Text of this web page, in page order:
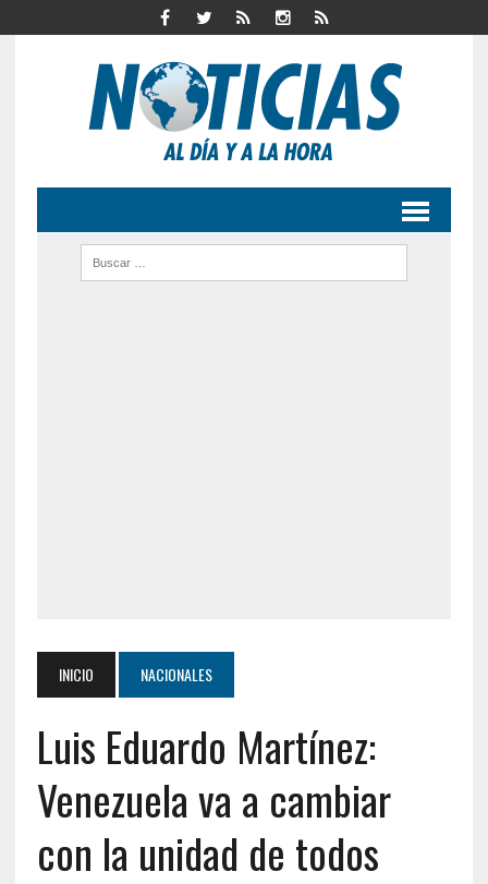
INICIO NACIONALES
Luis Eduardo Martínez:
Venezuela va a cambiar
con la unidad de todos